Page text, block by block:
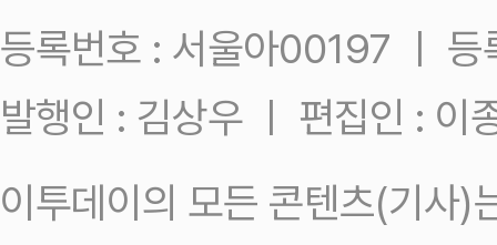
등록번호 : 서울아00197 ㅣ
발행인 : 김상우 ㅣ 편집인 : 이
이투데이의 모든 콘텐츠(기사)